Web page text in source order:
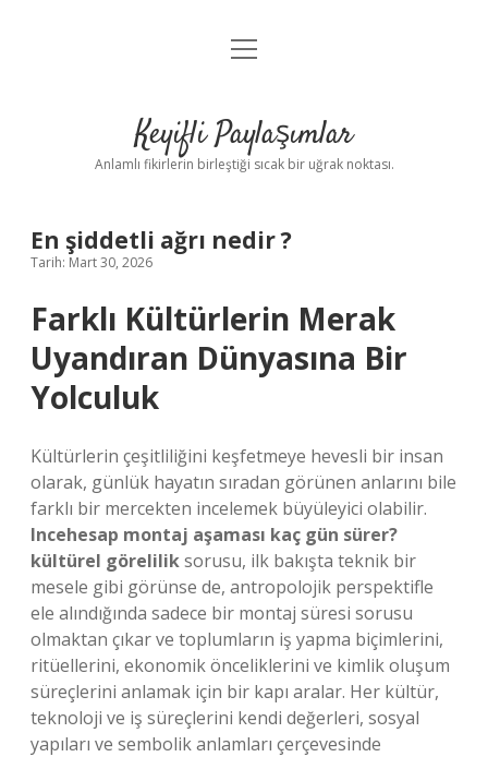
Anasayfa
Yasal Uyarı
menüyü
Keyifli Paylaşımlar
Anlamlı fikirlerin birleştiği sıcak bir uğrak noktası.
En şiddetli ağrı nedir ?
Tarih: Mart 30, 2026
Farklı Kültürlerin Merak
Uyandıran Dünyasına Bir
Yolculuk
Kültürlerin çeşitliliğini keşfetmeye hevesli bir insan
olarak, günlük hayatın sıradan görünen anlarını bile
farklı bir mercekten incelemek büyüleyici olabilir.
Incehesap montaj aşaması kaç gün sürer?
kültürel göreliliksorusu, ilk bakışta teknik bir
mesele gibi görünse de, antropolojik perspektifle
ele alındığında sadece bir montaj süresi sorusu
olmaktan çıkar ve toplumların iş yapma biçimlerini,
ritüellerini, ekonomik önceliklerini ve kimlik oluşum
süreçlerini anlamak için bir kapı aralar. Her kültür,
teknoloji ve iş süreçlerini kendi değerleri, sosyal
yapıları ve sembolik anlamları çerçevesinde